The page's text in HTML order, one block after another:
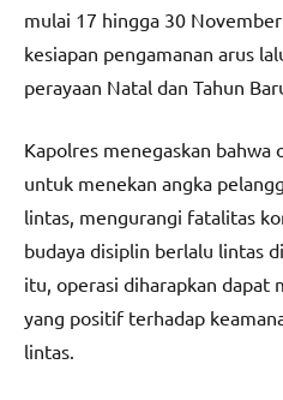
mulai 17 hingga 30
kesiapan pengamanan arus
perayaan Natal dan Tahun
Kapolres menegaskan
untuk menekan angka
lintas, mengurangi fatalitas
budaya disiplin berlalu lintas
itu, operasi diharapkan dapat
yang positif terhadap
lintas.